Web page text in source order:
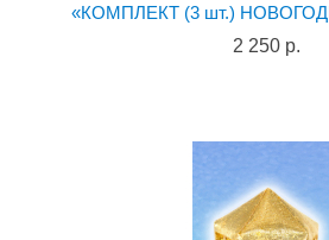
«КОМПЛЕКТ (3 шт.)
2 250 р.